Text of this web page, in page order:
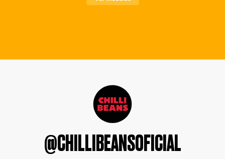
@CHILLIBEANSOFICIAL